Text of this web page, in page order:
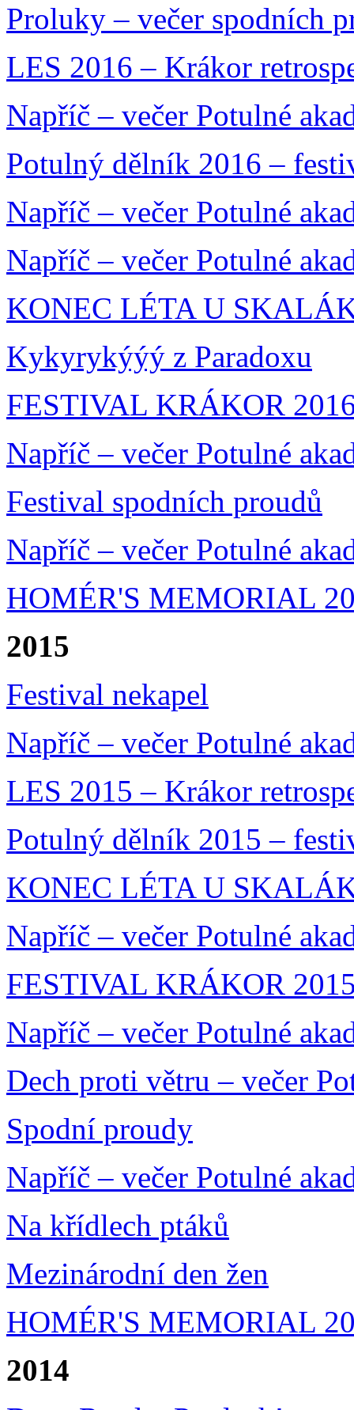
Proluky – večer spodních
LES 2016 – Krákor
Napříč – večer Potulné
Potulný dělník 2016 –
Napříč – večer Potulné
Napříč – večer Potulné
KONEC LÉTA U
Kykyrykýýý z Paradoxu
FESTIVAL KRÁKOR
Napříč – večer Potulné
Festival spodních proudů
Napříč – večer Potulné
HOMÉR'S MEMORIAL
2015
Festival nekapel
Napříč – večer Potulné
LES 2015 – Krákor
Potulný dělník 2015 –
KONEC LÉTA U
Napříč – večer Potulné
FESTIVAL KRÁKOR
Napříč – večer Potulné
Dech proti větru – večer
Spodní proudy
Napříč – večer Potulné
Na křídlech ptáků
Mezinárodní den žen
HOMÉR'S MEMORIAL
2014